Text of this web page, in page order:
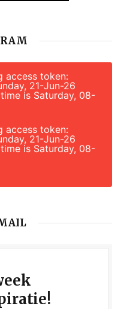
access token:
21-Jun-26
time is Saturday, 08-
access token:
21-Jun-26
time is Saturday, 08-